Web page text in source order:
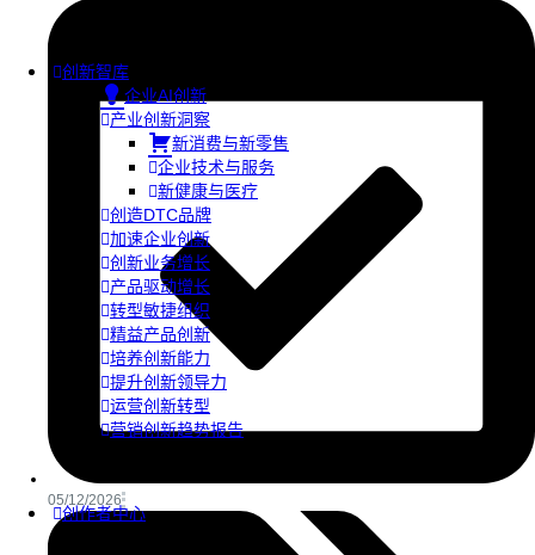
创新智库
企业AI创新
产业创新洞察
新消费与新零售
企业技术与服务
新健康与医疗
创造DTC品牌
加速企业创新
创新业务增长
产品驱动增长
转型敏捷组织
精益产品创新
培养创新能力
提升创新领导力
运营创新转型
营销创新趋势报告
创作者中心
05/12/2026